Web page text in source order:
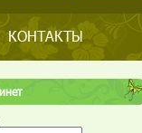
КОНТАКТЫ